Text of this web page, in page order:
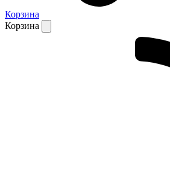
Корзина
Корзина